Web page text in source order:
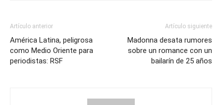
Artículo anterior
América Latina, peligrosa
como Medio Oriente para
periodistas: RSF
Artículo siguiente
Madonna desata rumores
sobre un romance con un
bailarín de 25 años